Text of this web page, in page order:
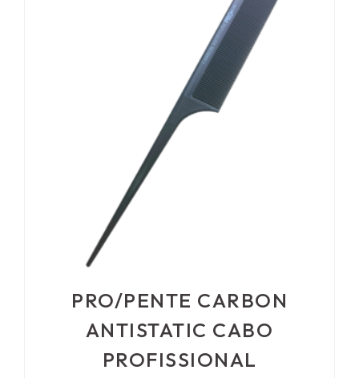
PRO/PENTE CARBON
ANTISTATIC CABO
PROFISSIONAL